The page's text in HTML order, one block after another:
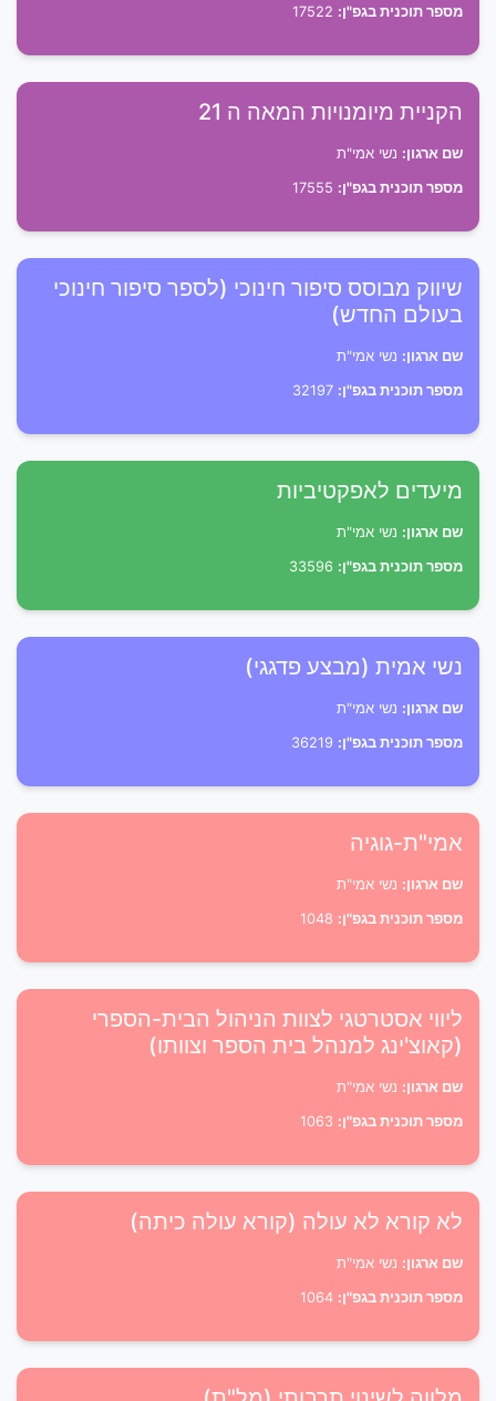
מספר תוכנית בגפ"ן:
הקניית מיומנויות המאה ה 21
שם ארגון: נשי אמי"ת
מספר תוכנית בגפ"ן:
שיווק מבוסס סיפור חינוכי (לספר סיפור חינוכי
בעולם החדש)
שם ארגון: נשי אמי"ת
מספר תוכנית בגפ"ן:
מיעדים לאפקטיביות
שם ארגון: נשי אמי"ת
מספר תוכנית בגפ"ן:
נשי אמית (מבצע פדגגי)
שם ארגון: נשי אמי"ת
מספר תוכנית בגפ"ן:
אמי"ת-גוגיה
שם ארגון: נשי אמי"ת
מספר תוכנית בגפ"ן:
ליווי אסטרטגי לצוות הניהול הבית-הספרי
(קאוצ'ינג למנהל בית הספר וצוותו)
שם ארגון: נשי אמי"ת
מספר תוכנית בגפ"ן:
לא קורא לא עולה (קורא עולה כיתה)
שם ארגון: נשי אמי"ת
מספר תוכנית בגפ"ן: